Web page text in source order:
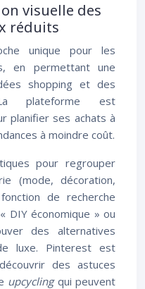
visuelle des
réduits
unique pour les
en permettant une
shopping et des
plateforme est
planifier ses achats à
à moindre coût.
pour regrouper
(mode, décoration,
de recherche
DIY économique » ou
des alternatives
luxe. Pinterest est
des astuces
upcycling qui peuvent